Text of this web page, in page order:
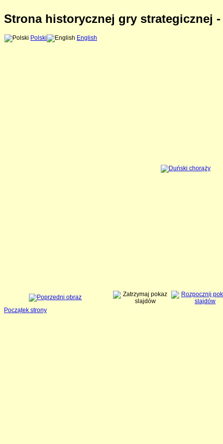
Strona historycznej gry strategicznej
Polski English
Początek strony